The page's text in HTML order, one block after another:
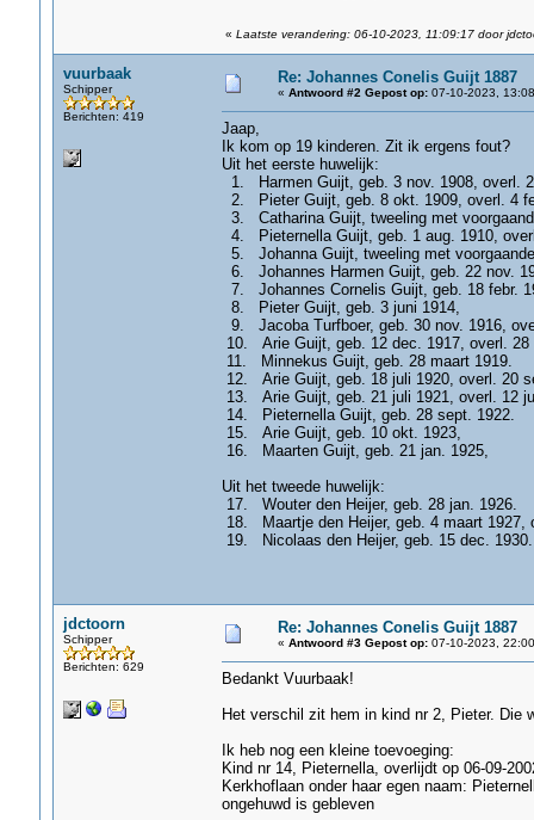
« Laatste verandering: 06-10-2023, 11:09:17 door
vuurbaak
Schipper
Berichten: 419
Re: Johannes Conelis Guijt 1887
« Antwoord #2 Gepost op:07-10-2023,
Jaap,
Ik kom op 19 kinderen. Zit ik ergens fout?
Uit het eerste huwelijk:
1. Harmen Guijt, geb. 3 nov. 1908, overl.
2. Pieter Guijt, geb. 8 okt. 1909, overl. 4
3. Catharina Guijt, tweeling met
4. Pieternella Guijt, geb. 1 aug. 1910,
5. Johanna Guijt, tweeling met
6. Johannes Harmen Guijt, geb. 22 nov.
7. Johannes Cornelis Guijt, geb. 18 febr.
8. Pieter Guijt, geb. 3 juni 1914,
9. Jacoba Turfboer, geb. 30 nov. 1916,
10. Arie Guijt, geb. 12 dec. 1917, overl. 28
11. Minnekus Guijt, geb. 28 maart 1919.
12. Arie Guijt, geb. 18 juli 1920, overl. 20
13. Arie Guijt, geb. 21 juli 1921, overl. 12
14. Pieternella Guijt, geb. 28 sept. 1922.
15. Arie Guijt, geb. 10 okt. 1923,
16. Maarten Guijt, geb. 21 jan. 1925,
Uit het tweede huwelijk:
17. Wouter den Heijer, geb. 28 jan. 1926.
18. Maartje den Heijer, geb. 4 maart 1927,
19. Nicolaas den Heijer, geb. 15 dec. 1930.
jdctoorn
Schipper
Berichten: 629
Re: Johannes Conelis Guijt 1887
« Antwoord #3 Gepost op:07-10-2023,
Bedankt Vuurbaak!
Het verschil zit hem in kind nr 2, Pieter. Die
Ik heb nog een kleine toevoeging:
Kind nr 14, Pieternella, overlijdt op 06-09-
Kerkhoflaan onder haar egen naam:
ongehuwd is gebleven